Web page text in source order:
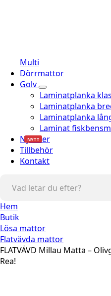
Multi
Dörrmattor
Golv
Laminatplanka
Laminatplanka
Laminatplanka
Laminat
Nyheter
NYTT
Tillbehör
Kontakt
Hem
Butik
Lösa mattor
Flatvävda mattor
FLATVÄVD Millau Matta –
Rea!